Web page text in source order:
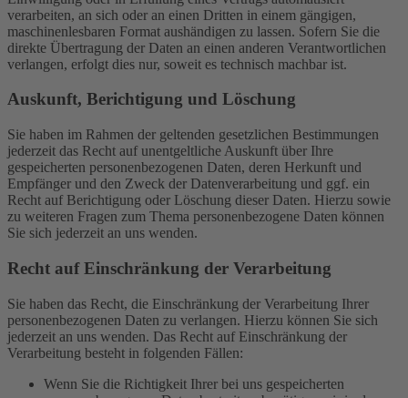
verarbeiten, an sich oder an einen Dritten in einem gängigen,
maschinenlesbaren Format aushändigen zu lassen. Sofern Sie die
direkte Übertragung der Daten an einen anderen Verantwortlichen
verlangen, erfolgt dies nur, soweit es technisch machbar ist.
Auskunft, Berichtigung und Löschung
Sie haben im Rahmen der geltenden gesetzlichen Bestimmungen
jederzeit das Recht auf unentgeltliche Auskunft über Ihre
gespeicherten personenbezogenen Daten, deren Herkunft und
Empfänger und den Zweck der Datenverarbeitung und ggf. ein
Recht auf Berichtigung oder Löschung dieser Daten. Hierzu sowie
zu weiteren Fragen zum Thema personenbezogene Daten können
Sie sich jederzeit an uns wenden.
Recht auf Einschränkung der Verarbeitung
Sie haben das Recht, die Einschränkung der Verarbeitung Ihrer
personenbezogenen Daten zu verlangen. Hierzu können Sie sich
jederzeit an uns wenden. Das Recht auf Einschränkung der
Verarbeitung besteht in folgenden Fällen:
Wenn Sie die Richtigkeit Ihrer bei uns gespeicherten